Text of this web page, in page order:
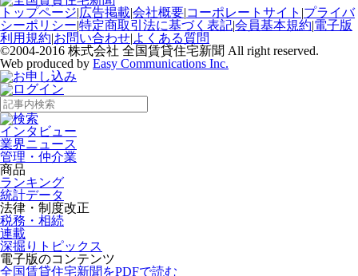
トップページ|広告掲載|会社概要|コーポレートサイト |プライバ
シーポリシー|特定商取引法に基づく表記|会員基本規約|電子版
利用規約|お問い合わせ|よくある質問
©2004-2016 株式会社 全国賃貸住宅新聞 All right reserved.
Web produced by Easy Communications Inc.
インタビュー
業界ニュース
管理・仲介業
商品
ランキング
統計データ
法律・制度改正
税務・相続
連載
深掘りトピックス
電子版のコンテンツ
全国賃貸住宅新聞をPDFで読む